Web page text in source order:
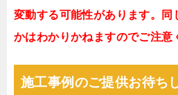
変動する可能性があります。同
かはわかりかねますのでご注意
施工事例のご提供お待ち